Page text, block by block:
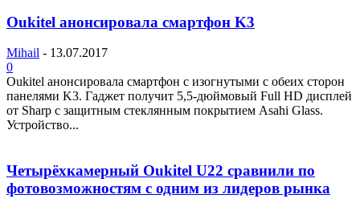
Oukitel анонсировала смартфон K3
Mihail - 13.07.2017
0
Oukitel анонсировала смартфон с изогнутыми с обеих сторон
панелями K3. Гаджет получит 5,5-дюймовый Full HD дисплей
от Sharp с защитным стеклянным покрытием Asahi Glass.
Устройство...
Четырёхкамерный Oukitel U22 сравнили по
фотовозможностям с одним из лидеров рынка